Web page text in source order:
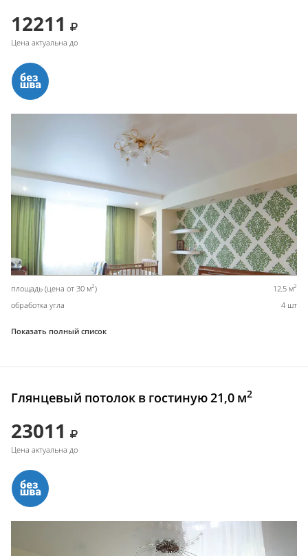
12211
Цена актуальна до
площадь (цена от 30 м2) 12,5 м2
обработка угла 4 шт
Показать полный список
Глянцевый потолок в гостиную 21,0 м2
23011
Цена актуальна до